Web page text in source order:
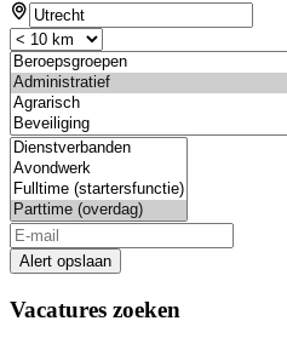
Alert opslaan
Vacatures zoeken